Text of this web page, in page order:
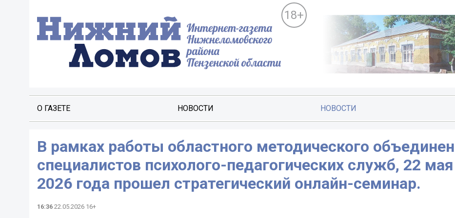
18+
О ГАЗЕТЕ НОВОСТИ НОВОСТИ
В рамках работы областного методического
специалистов психолого-педагогических служб, 22 мая
2026 года прошел стратегический онлайн-семинар.
16:36 22.05.2026 16+